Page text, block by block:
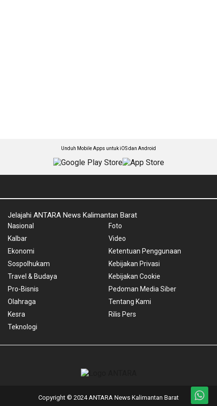
Unduh Mobile Apps untuk iOS dan Android
Jelajahi ANTARA News Kalimantan Barat
Nasional
Kalbar
Ekonomi
Sospolhukam
Travel & Budaya
Pro-Bisnis
Olahraga
Kesra
Teknologi
Foto
Video
Ketentuan Penggunaan
Kebijakan Privasi
Kebijakan Cookie
Pedoman Media Siber
Tentang Kami
Rilis Pers
Copyright © 2024 ANTARA News Kalimantan Barat